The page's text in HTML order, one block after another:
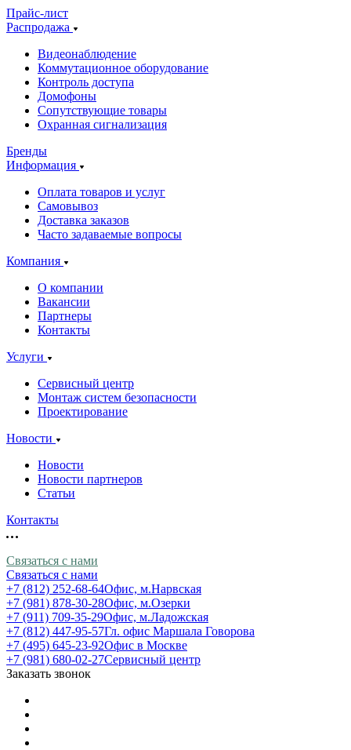
Прайс-лист
Распродажа
Видеонаблюдение
Коммутационное оборудование
Контроль доступа
Домофоны
Сопутствующие товары
Охранная сигнализация
Бренды
Информация
Оплата товаров и услуг
Самовывоз
Доставка заказов
Часто задаваемые вопросы
Компания
О компании
Вакансии
Партнеры
Контакты
Услуги
Сервисный центр
Монтаж систем безопасности
Проектирование
Новости
Новости
Новости партнеров
Статьи
Контакты
Связаться с нами
Связаться с нами
+7 (812) 252-68-64Офис, м.Нарвская
+7 (981) 878-30-28Офис, м.Озерки
+7 (911) 709-35-29Офис, м.Ладожская
+7 (812) 447-95-57Гл. офис Маршала Говорова
+7 (495) 645-23-92Офис в Москве
+7 (981) 680-02-27Сервисный центр
Заказать звонок